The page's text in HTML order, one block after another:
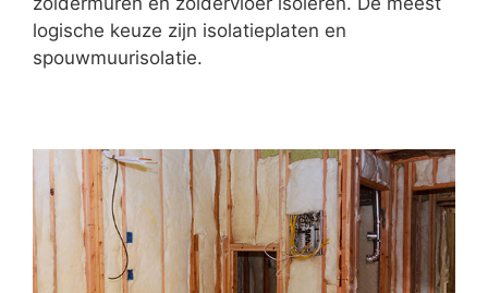
logische keuze zijn isolatieplaten en
spouwmuurisolatie.